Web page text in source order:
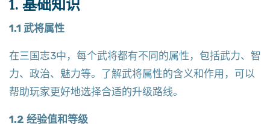
1. 基础知识
1.1 武将属性
在三国志3中，每个武将都有不同的属性，包括武力、智
力、政治、魅力等。了解武将属性的含义和作用，可以
帮助玩家更好地选择合适的升级路线。
1.2 经验值和等级